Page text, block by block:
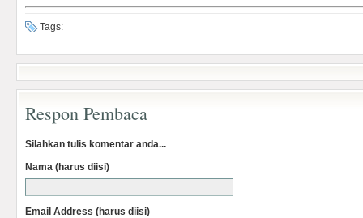
Tags:
Respon Pembaca
Silahkan tulis komentar anda...
Nama (harus diisi)
Email Address (harus diisi)